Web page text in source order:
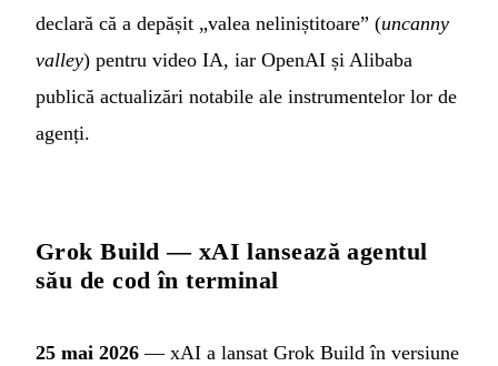
declară că a depășit „valea neliniștitoare” (uncanny
valley) pentru video IA, iar OpenAI și Alibaba
publică actualizări notabile ale instrumentelor lor de
agenți.
Grok Build — xAI lansează agentul
său de cod în terminal
25 mai 2026 — xAI a lansat Grok Build în versiune